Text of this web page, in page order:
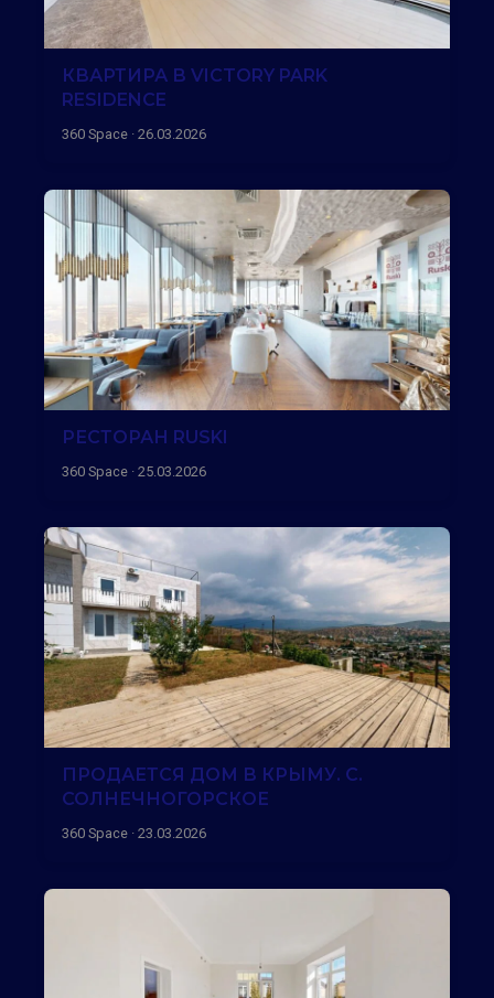
КВАРТИРА В VICTORY PARK
RESIDENCE
360 Space · 26.03.2026
РЕСТОРАН RUSKI
360 Space · 25.03.2026
ПРОДАЕТСЯ ДОМ В КРЫМУ. С.
СОЛНЕЧНОГОРСКОЕ
360 Space · 23.03.2026